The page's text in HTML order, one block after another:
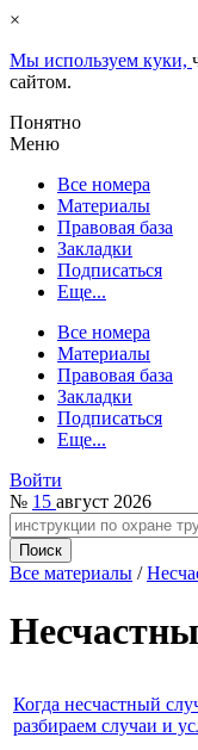
×
Мы используем куки,
сайтом.
Понятно
Меню
Все номера
Материалы
Правовая база
Закладки
Подписаться
Еще...
Все номера
Материалы
Правовая база
Закладки
Подписаться
Еще...
Войти
№ 15 август 2026
Все материалы /
Когда несчастный
разбираем случаи и